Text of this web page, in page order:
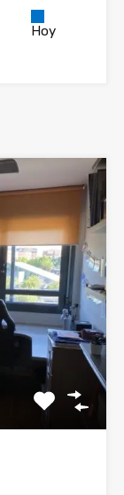
Hoy